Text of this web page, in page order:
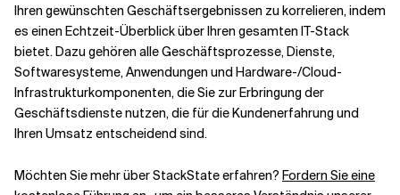
Ihren gewünschten Geschäftsergebnissen zu korrelieren, indem
es einen Echtzeit-Überblick über Ihren gesamten IT-Stack
bietet. Dazu gehören alle Geschäftsprozesse, Dienste,
Softwaresysteme, Anwendungen und Hardware-/Cloud-
Infrastrukturkomponenten, die Sie zur Erbringung der
Geschäftsdienste nutzen, die für die Kundenerfahrung und
Ihren Umsatz entscheidend sind.
Möchten Sie mehr über StackState erfahren? Fordern Sie eine